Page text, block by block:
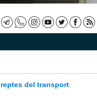
del transport